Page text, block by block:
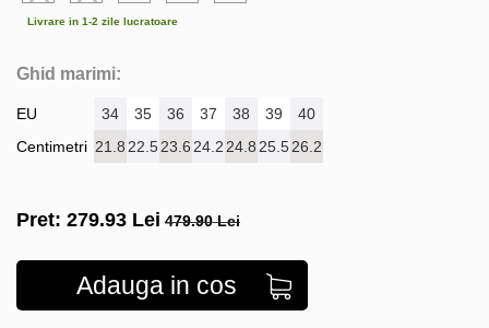
Livrare in 1-2 zile lucratoare
Ghid marimi:
EU
Centimetri
34 35 36 37 38 39
40
21.8 22.523.6 24.2 24.8 25.526.2
Pret: 279.93 Lei 479.90 Lei
Adauga in cos